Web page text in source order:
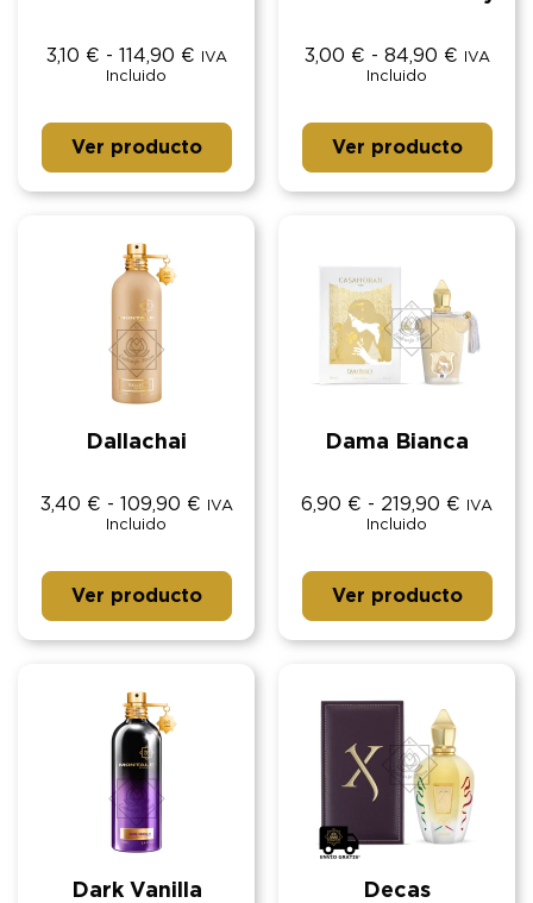
3,10 € - 114,90 €
IVA
Incluido
Ver producto
3,00 € - 84,90 €
IVA
Incluido
Ver producto
Dallachai
3,40 € - 109,90 €
IVA
Incluido
Ver producto
Dama Bianca
6,90 € - 219,90 €
IVA
Incluido
Ver producto
Dark Vanilla Decas